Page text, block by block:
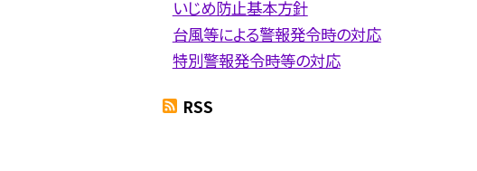
いじめ防止基本方針
台風等による警報発令時の対応
特別警報発令時等の対応
RSS